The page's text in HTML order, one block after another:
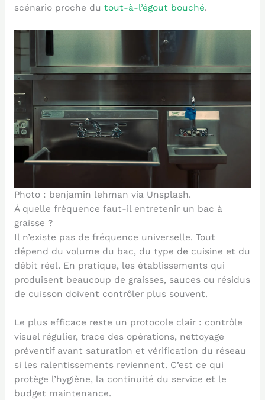
scénario proche du tout-à-l’égout bouché.
Photo : benjamin lehman via Unsplash.
À quelle fréquence faut-il entretenir un bac à
graisse ?
Il n’existe pas de fréquence universelle. Tout
dépend du volume du bac, du type de cuisine et du
débit réel. En pratique, les établissements qui
produisent beaucoup de graisses, sauces ou résidus
de cuisson doivent contrôler plus souvent.
Le plus efficace reste un protocole clair : contrôle
visuel régulier, trace des opérations, nettoyage
préventif avant saturation et vérification du réseau
si les ralentissements reviennent. C’est ce qui
protège l’hygiène, la continuité du service et le
budget maintenance.